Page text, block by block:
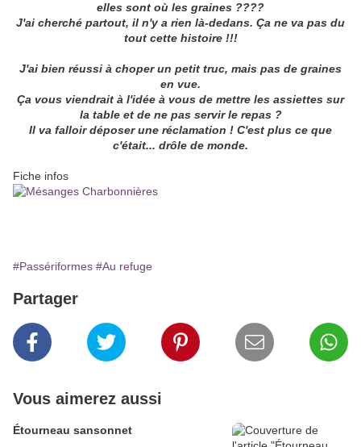
elles sont où les graines ????
J'ai cherché partout, il n'y a rien là-dedans. Ça ne va pas du
tout cette histoire !!!
J'ai bien réussi à choper un petit truc, mais pas de graines
en vue.
Ça vous viendrait à l'idée à vous de mettre les assiettes sur
la table et de ne pas servir le repas ?
Il va falloir déposer une réclamation ! C'est plus ce que
c'était... drôle de monde.
Fiche infos
#Passériformes #Au refuge
Partager
Vous aimerez aussi
Étourneau sansonnet